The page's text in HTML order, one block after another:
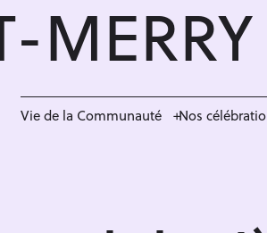
Vie de la Communauté Nos